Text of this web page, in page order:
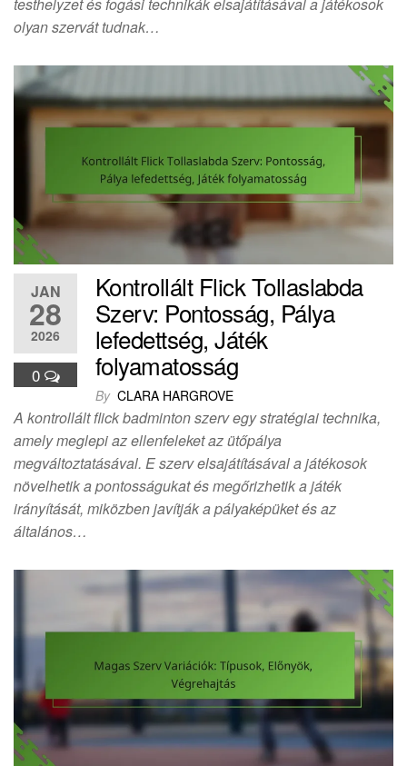
olyan szervát tudnak…
JAN
28
2026
0
Kontrollált Flick Tollaslabda
Szerv: Pontosság, Pálya
lefedettség, Játék
folyamatosság
By CLARA HARGROVE
A kontrollált flick badminton szerv egy stratégiai technika,
amely meglepi az ellenfeleket az ütőpálya
megváltoztatásával. E szerv elsajátításával a játékosok
növelhetik a pontosságukat és megőrizhetik a játék
irányítását, miközben javítják a pályaképüket és az
általános…